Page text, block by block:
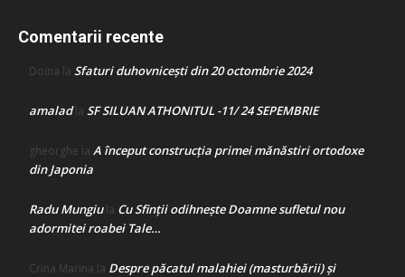
Comentarii recente
Doina la Sfaturi duhovnicești din 20 octombrie 2024
amaladla SF SILUAN ATHONITUL -11/ 24 SEPEMBRIE
gheorghe la A început construcţia primei mănăstiri ortodoxe
din Japonia
Radu Mungiula Cu Sfinții odihnește Doamne sufletul nou
adormitei roabei Tale…
Crina Marina la Despre păcatul malahiei (masturbării) şi